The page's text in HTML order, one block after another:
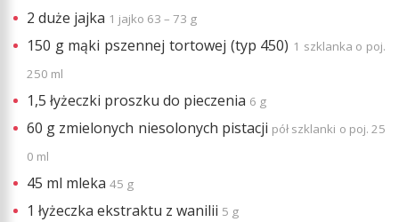
2 duże jajka 1 jajko 63 – 73 g
150 g mąki pszennej tortowej (typ 450) 1 szklanka o poj.
250 ml
1,5 łyżeczki proszku do pieczenia 6 g
60 g zmielonych niesolonych pistacji pół szklanki o poj. 25
0 ml
45 ml mleka 45 g
1 łyżeczka ekstraktu z wanilii 5 g